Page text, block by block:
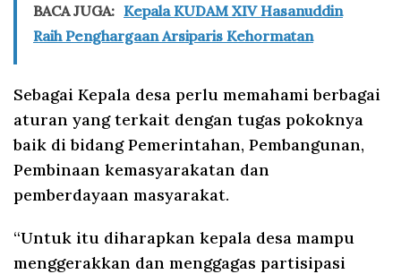
BACA JUGA: Kepala KUDAM XIV Hasanuddin
Raih Penghargaan Arsiparis Kehormatan
Sebagai Kepala desa perlu memahami berbagai
aturan yang terkait dengan tugas pokoknya
baik di bidang Pemerintahan, Pembangunan,
Pembinaan kemasyarakatan dan
pemberdayaan masyarakat.
“Untuk itu diharapkan kepala desa mampu
menggerakkan dan menggagas partisipasi